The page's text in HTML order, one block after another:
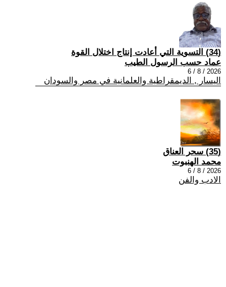
(34) التسوية التي أعادت إنتاج اختلال القوة
عماد حسب الرسول الطيب
2026 / 8 / 6
اليسار , الديمقراطية والعلمانية في مصر والسودان
(35) سحر العناق
محمد الهنبوت
2026 / 8 / 6
الادب والفن